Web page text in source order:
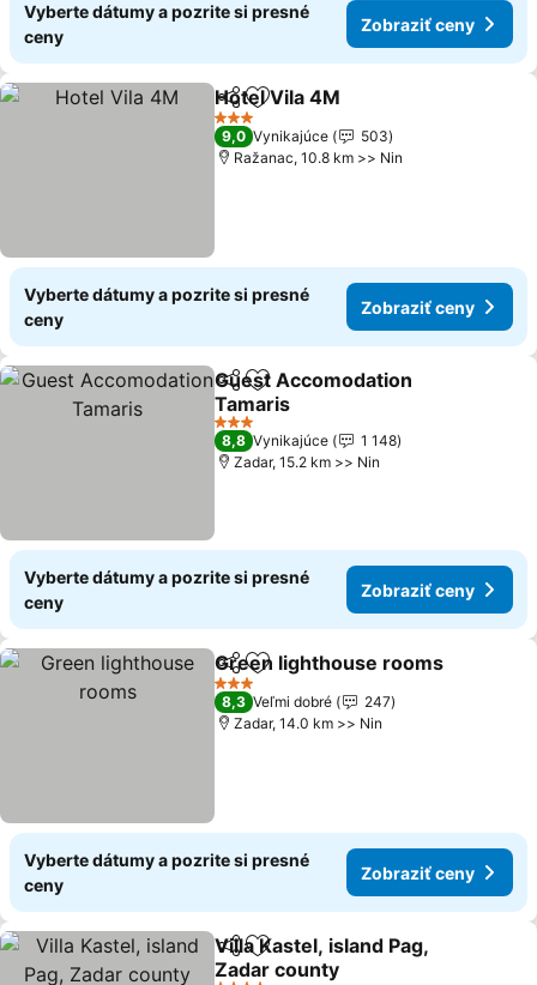
Vyberte dátumy a pozrite si presné
ceny
Zobraziť ceny
ZdieľaťPridať do obľúbených
Hotel Vila 4M
3 Počet hviezdičiek
9,0 Vynikajúce
503
Ražanac, 10.8 km >> Nin
Vyberte dátumy a pozrite si presné
ceny
Zobraziť ceny
ZdieľaťPridať do obľúbených
Guest Accomodation
Tamaris
3 Počet hviezdičiek
8,8 Vynikajúce
1 148
Zadar, 15.2 km >> Nin
Vyberte dátumy a pozrite si presné
ceny
Zobraziť ceny
ZdieľaťPridať do obľúbených
Green lighthouse rooms
3 Počet hviezdičiek
8,3 Veľmi dobré
247
Zadar, 14.0 km >> Nin
Vyberte dátumy a pozrite si presné
ceny
Zobraziť ceny
ZdieľaťPridať do obľúbených
Villa Kastel, island Pag,
Zadar county